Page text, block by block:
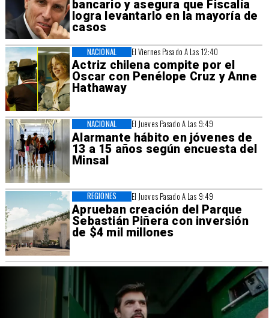
bancario y asegura que Fiscalía
logra levantarlo en la mayoría de
casos
El Viernes Pasado A Las 12:40
Actriz chilena compite por el
Oscar con Penélope Cruz y Anne
Hathaway
NACIONAL
El Jueves Pasado A Las 9:49
Alarmante hábito en jóvenes de
13 a 15 años según encuesta del
Minsal
NACIONAL
El Jueves Pasado A Las 9:49
Aprueban creación del Parque
Sebastián Piñera con inversión
de $4 mil millones
REGIONES